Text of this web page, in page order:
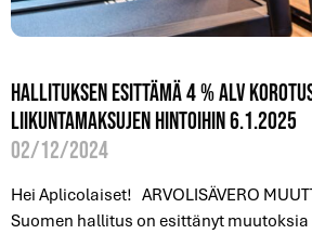
Hallituksen esittämä 4 % alv
liikuntamaksujen hintoihin 6.1.2025
02/12/2024
Hei Aplicolaiset! ARVOLISÄVERO
Suomen hallitus on esittänyt muutoksia